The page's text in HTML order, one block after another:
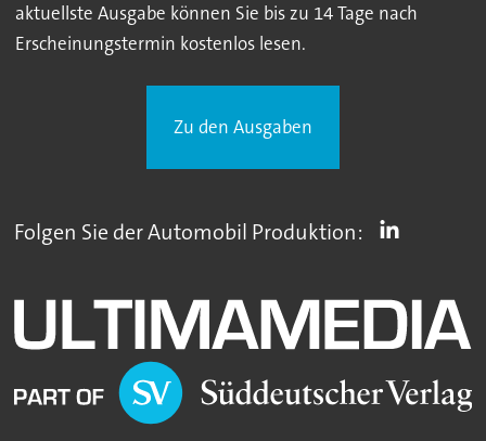
aktuellste Ausgabe können Sie bis zu 14 Tage nach
Erscheinungstermin kostenlos lesen.
Zu den Ausgaben
Folgen Sie der Automobil Produktion: